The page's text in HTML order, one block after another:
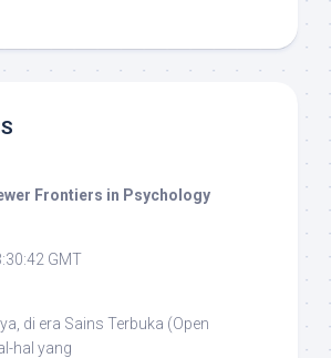
Frontiers in Psychology
GMT
di era Sains Terbuka (Open
hal yang